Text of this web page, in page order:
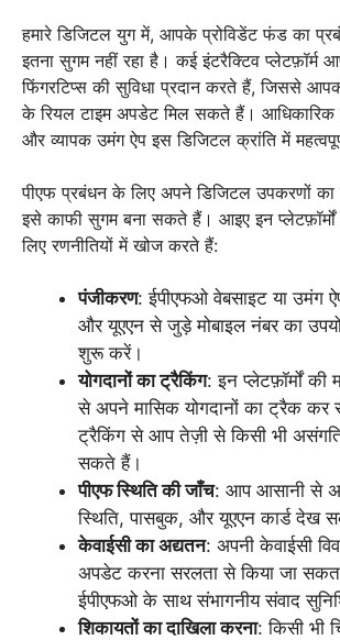
हमारे डिजिटल युग में, आपके प्रोविडेंट फंड का
इतना सुगम नहीं रहा है। कई इंटरैक्टिव
फिंगरटिप्स की सुविधा प्रदान करते हैं, जिससे
के रियल टाइम अपडेट मिल सकते हैं। आधिकारिक
और व्यापक उमंग ऐप इस डिजिटल क्रांति में
पीएफ प्रबंधन के लिए अपने डिजिटल उपकरणों
इसे काफी सुगम बना सकते हैं। आइए इन
लिए रणनीतियों में खोज करते हैं:
पंजीकरण: ईपीएफओ वेबसाइट या उमंग
और यूएएन से जुड़े मोबाइल नंबर का
शुरू करें।
योगदानों का ट्रैकिंग: इन प्लेटफ़ॉर्मों
से अपने मासिक योगदानों का ट्रैक कर
ट्रैकिंग से आप तेज़ी से किसी भी
सकते हैं।
पीएफ स्थिति की जाँच: आप आसानी से
स्थिति, पासबुक, और यूएएन कार्ड देख
केवाईसी का अद्यतन: अपनी केवाईसी
अपडेट करना सरलता से किया जा
ईपीएफओ के साथ संभागनीय संवाद
शिकायतों का दाखिला करना: किसी भी